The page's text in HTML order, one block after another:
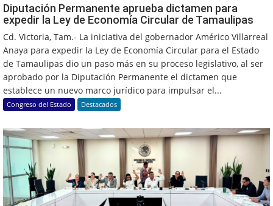
Diputación Permanente aprueba dictamen para
expedir la Ley de Economía Circular de Tamaulipas
Cd. Victoria, Tam.- La iniciativa del gobernador Américo Villarreal
Anaya para expedir la Ley de Economía Circular para el Estado
de Tamaulipas dio un paso más en su proceso legislativo, al ser
aprobado por la Diputación Permanente el dictamen que
establece un nuevo marco jurídico para impulsar el...
Congreso del Estado Destacados